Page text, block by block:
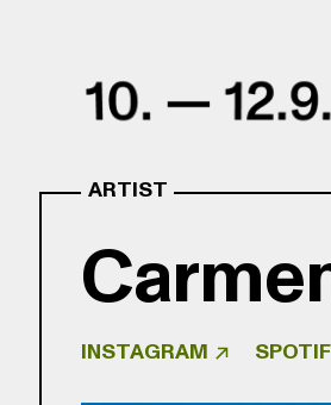
ARTIST
INSTAGRAM